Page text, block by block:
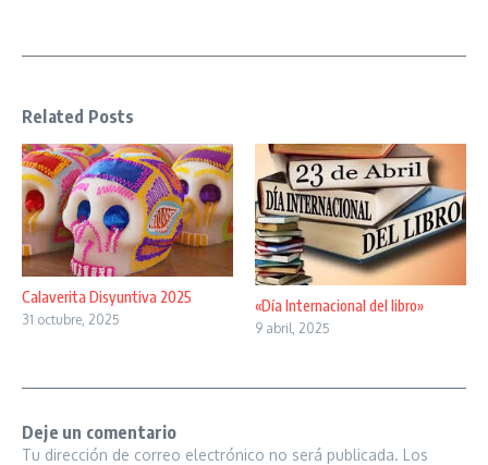
Related Posts
Calaverita Disyuntiva 2025
31 octubre, 2025
«Día Internacional del libro»
9 abril, 2025
Deje un comentario
Tu dirección de correo electrónico no será publicada. Los